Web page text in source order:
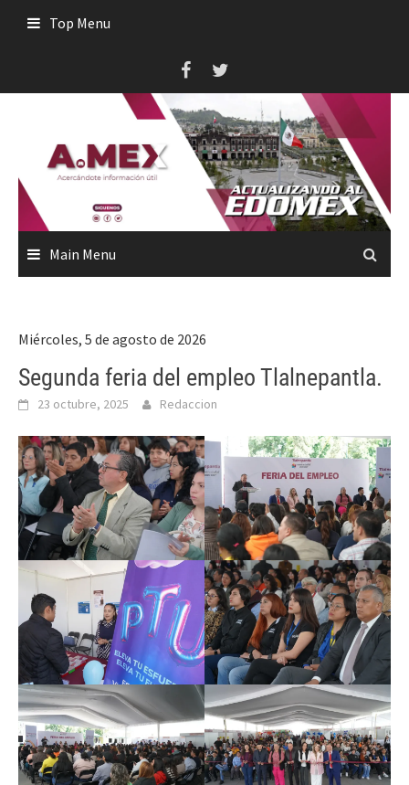
Top Menu
Main Menu
Miércoles, 5 de agosto de 2026
Segunda feria del empleo Tlalnepantla.
23 octubre, 2025 Redaccion